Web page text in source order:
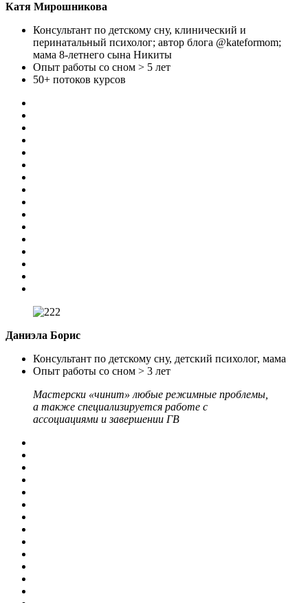
Катя Мирошникова
Консультант по детскому сну, клинический и
перинатальный психолог; автор блога @kateformom;
мама 8-летнего сына Никиты
Опыт работы со сном > 5 лет
50+ потоков курсов
Даниэла Борис
Консультант по детскому сну, детский психолог, мама
Опыт работы со сном > 3 лет
Мастерски «чинит» любые режимные проблемы,
а также специализируется работе с
ассоциациями и завершении ГВ